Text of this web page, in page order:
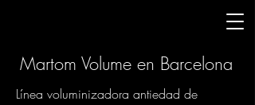
Martom Volume en Barcelona
Línea voluminizadora antiedad de